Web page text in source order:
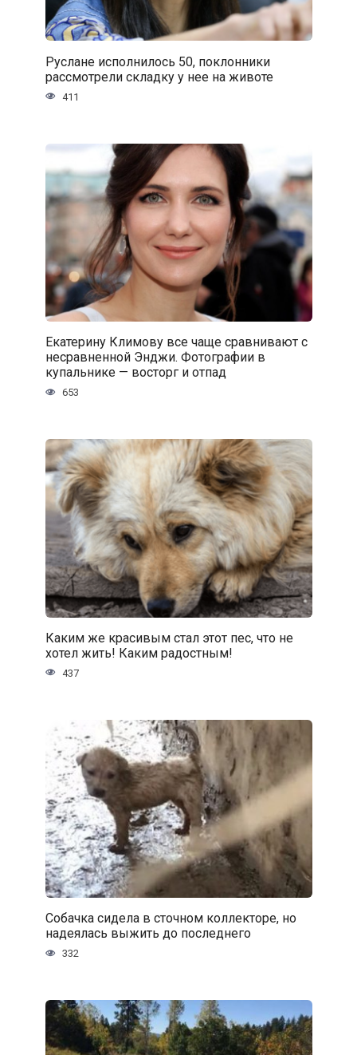
Руслане исполнилось 50, поклонники
рассмотрели складку у нее на животе
411
Екатерину Климову все чаще сравнивают с
несравненной Энджи. Фотографии в
купальнике — восторг и отпад
653
Каким же красивым стал этот пес, что не
хотел жить! Каким радостным!
437
Собачка сидела в сточном коллекторе, но
надеялась выжить до последнего
332